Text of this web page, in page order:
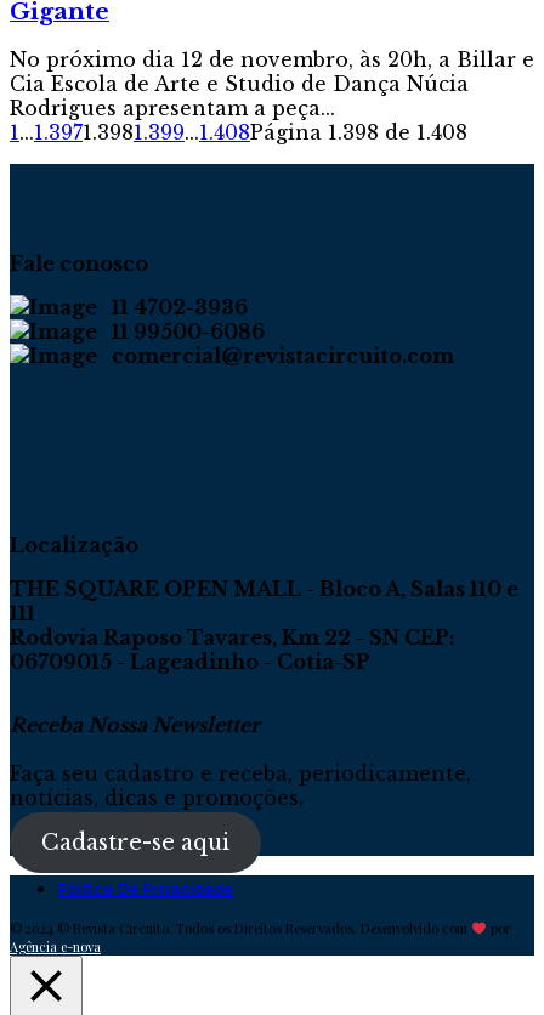
Gigante
No próximo dia 12 de novembro, às 20h, a Billar e
Cia Escola de Arte e Studio de Dança Núcia
Rodrigues apresentam a peça...
1...1.3971.3981.399...1.408Página 1.398 de 1.408
Fale conosco
11 4702-3936
11 99500-6086
comercial@revistacircuito.com
Localização
THE SQUARE OPEN MALL - Bloco A, Salas 110 e
111
Rodovia Raposo Tavares, Km 22 - SN CEP:
06709015 - Lageadinho - Cotia-SP
Receba Nossa Newsletter
Faça seu cadastro e receba, periodicamente,
notícias, dicas e promoções.
Cadastre-se aqui
Política De Privacidade
© 2024 © Revista Circuito. Todos os Direitos Reservados. Desenvolvido com
por
Agência e-nova